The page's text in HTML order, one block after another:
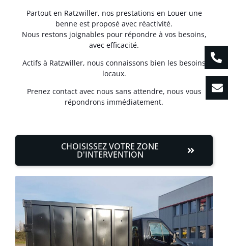
Partout en Ratzwiller, nos prestations en Louer une
benne est proposé avec réactivité.
Nous restons joignables pour répondre à vos besoins,
avec efficacité.
Actifs à Ratzwiller, nous connaissons bien les besoins
locaux.
Prenez contact avec nous sans attendre, nous vous
répondrons immédiatement.
CHOISISSEZ VOTRE ZONE
D'INTERVENTION